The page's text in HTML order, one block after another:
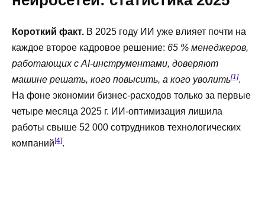
Короткий факт. В 2025 году ИИ уже влияет почти на
каждое второе кадровое решение: 65 % менеджеров,
работающих с AI-инструментами, доверяют
машине решать, кого повысить, а кого уволить[1].
На фоне экономии бизнес-расходов только за первые
четыре месяца 2025 г. ИИ-оптимизация лишила
работы свыше 52 000 сотрудников технологических
компаний[4].